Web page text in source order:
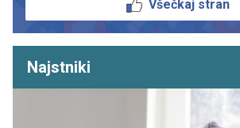
Všečkaj stran
Najstniki